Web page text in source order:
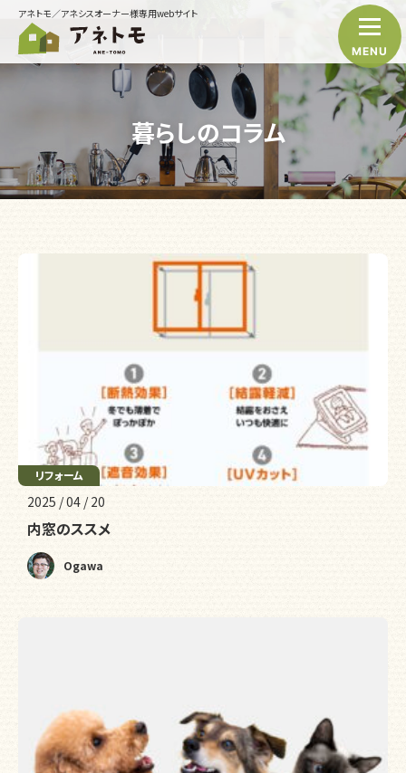
アネトモ／アネシスオーナー様専用webサイト
MENU
暮らしのコラム
リフォーム
2025 / 04 / 20
内窓のススメ
Ogawa